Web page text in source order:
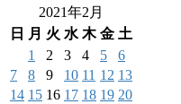
2021年2月
日 月 火 水 木 金 土
1 2 3 4 5
6
7
8 9 10 11 12 13
14 15 16 17 18 19 20